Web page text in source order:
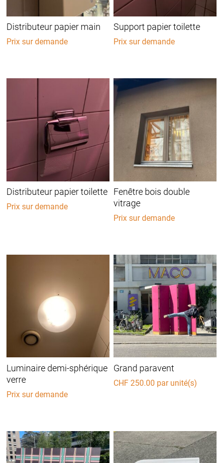
Distributeur papier main
Prix sur demande
Support papier toilette
Prix sur demande
Distributeur papier toilette
Prix sur demande
Fenêtre bois double
vitrage
Prix sur demande
Luminaire demi-sphérique
verre
Prix sur demande
Grand paravent
CHF 250.00 par unité(s)